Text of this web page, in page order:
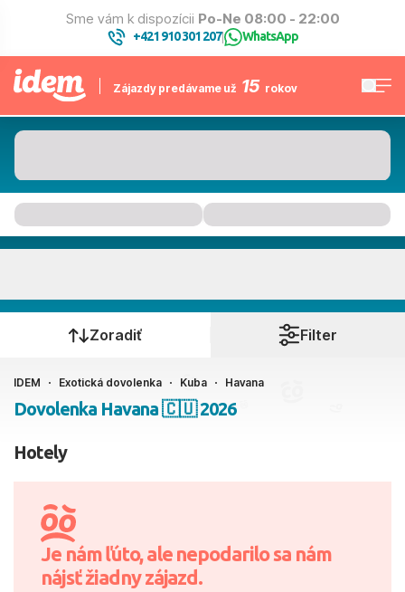
Sme vám k dispozícii Po-Ne 08:00 - 22:00
+421 910 301 207| WhatsApp
Zájazdy predávame už 15 rokov
Kedy cestujete?
Ako cestujete?
2 dospelí, 0 deti
Zoradiť Filter
IDEM Exotická dovolenka Kuba Havana
Dovolenka Havana 🇨🇺 2026
Hotely
Je nám ľúto, ale nepodarilo sa nám
nájsť žiadny zájazd.